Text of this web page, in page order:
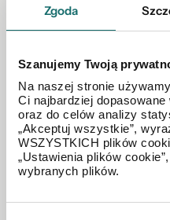
Zgoda
Szanujemy Twoją
Na naszej stronie
Ci najbardziej
oraz do celów analizy
„Akceptuj wszystkie”,
WSZYSTKICH plików
„Ustawienia plików
wybranych plików.
DOM NA SPRZEDAŻ